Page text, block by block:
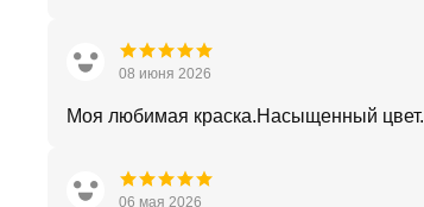
08 июня 2026
Моя любимая краска.Насыщенный цвет.
06 мая 2026